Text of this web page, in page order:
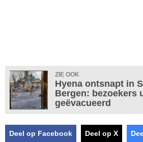
ZIE OOK
Hyena ontsnapt in
Bergen: bezoekers
geëvacueerd
Deel op Facebook Deel op X